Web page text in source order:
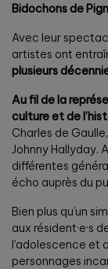
Bidochons de
Avec leur
artistes ont
plusieurs
Au fil de la
culture et de
Charles de
Johnny Hallyday.
différentes
écho auprès du
Bien plus qu’un
aux résident·e·s
l’adolescence et
personnages